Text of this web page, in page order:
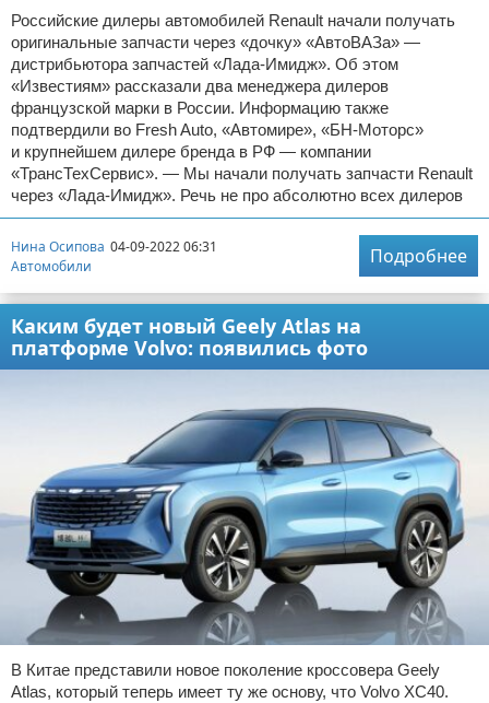
Российские дилеры автомобилей Renault начали получать
оригинальные запчасти через «дочку» «АвтоВАЗа» —
дистрибьютора запчастей «Лада-Имидж». Об этом
«Известиям» рассказали два менеджера дилеров
французской марки в России. Информацию также
подтвердили во Fresh Auto, «Автомире», «БН-Моторс»
и крупнейшем дилере бренда в РФ — компании
«ТрансТехСервис». — Мы начали получать запчасти Renault
через «Лада-Имидж». Речь не про абсолютно всех дилеров
Нина Осипова 04-09-2022 06:31
Автомобили
Подробнее
Каким будет новый Geely Atlas на
платформе Volvo: появились фото
В Китае представили новое поколение кроссовера Geely
Atlas, который теперь имеет ту же основу, что Volvo XC40.